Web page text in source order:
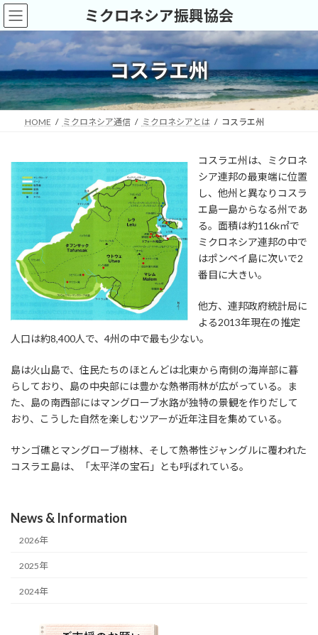
コ
ン
テ
ツ
へ
ス
キ
ナ
ビ
ゲ
シ
ョ
ン
に
ミクロネシア振興協会
コスラエ州
HOME ミクロネシア通信 ミクロネシアとは コスラエ州
コスラエ州は、ミクロネ
シア連邦の最東端に位置
し、他州と異なりコスラ
エ島一島からなる州であ
る。面積は約116k㎡で
ミクロネシア連邦の中で
はポンペイ島に次いで2
番目に大きい。
他方、連邦政府統計局に
よる2013年現在の推定
人口は約8,400人で、4州の中で最も少ない。
島は火山島で、住民たちのほとんどは北東から南側の海岸部に暮
らしており、島の中央部には豊かな熱帯雨林が広がっている。ま
た、島の南西部にはマングローブ水路が独特の景観を作りだして
おり、こうした自然を楽しむツアーが近年注目を集めている。
サンゴ礁とマングローブ樹林、そして熱帯性ジャングルに覆われた
コスラエ島は、「太平洋の宝石」とも呼ばれている。
News & Information
2026年
2025年
2024年